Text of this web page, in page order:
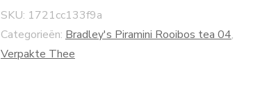
SKU: 1721cc133f9a
Categorieën: Bradley's Piramini Rooibos tea 04,
Verpakte Thee